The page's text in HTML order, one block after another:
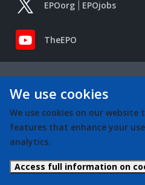
EPOorg EPOjobs
TheEPO
We use cookies
We use cookies on our
features that enhance your
analytics.